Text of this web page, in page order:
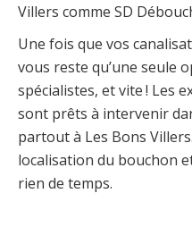
Villers comme SD
Une fois que vos
vous reste qu’une seule
spécialistes, et vite ! Les
sont prêts à intervenir
partout à Les Bons
localisation du bouchon
rien de temps.